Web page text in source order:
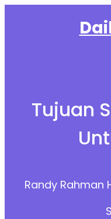
Tujuan
Randy Rahman